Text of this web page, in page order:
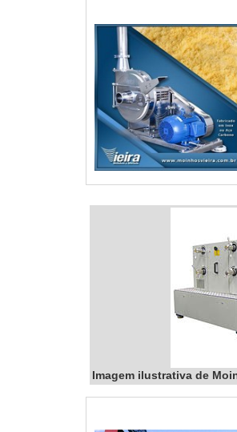
Imagem ilustrativa de